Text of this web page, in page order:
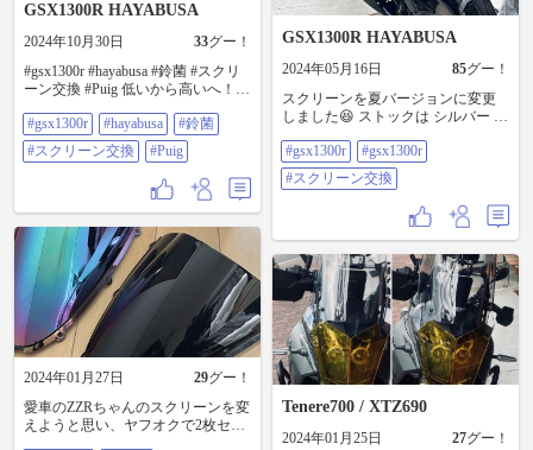
でここに関しては後々交換出来た
ら。って感じですね🤔 自分は今や
っと届いたBMWのG310ロングスク
リーン(黒)を購入し、 頑張って加工
中です！ 他の人はどのように付け
たか、写真見ても「ん〜笑？？」
って感じなので とりあえず、下2つ
の穴は少し広げて、 残り上2つの穴
は新しく穴を開けてる最中です！
どのように付けることが出来たの
か、 よろしければ皆さん少し教え
て頂きたいです！！ #CB200X ＃静
岡 #修理 #シフトペダル #スクリー
ン交換
GSX1300R HAYABUSA
2024年10月30日 33グー！
#gsx1300r #hayabusa #鈴菌 #スクリ
ーン交換 #Puig 低いから高いへ！見
#gsx1300r
#hayabusa
#鈴菌
#スクリーン交換
#Puig
GSX1300R HAYABUSA
2024年05月16日 85グー！
スクリーンを夏バージョンに変更
しました😆 ストックは シルバー レ
用かな 気分で交換して気分転換😁
#GSX1300R #gsx1300r #スクリーン
交換
#gsx1300r
#gsx1300r
#スクリーン交換
2024年01月27日 29グー！
愛車のZZRちゃんのスクリーンを変
えようと思い、ヤフオクで2枚セッ
Tenere700 / XTZ690
2024年01月25日 27グー！